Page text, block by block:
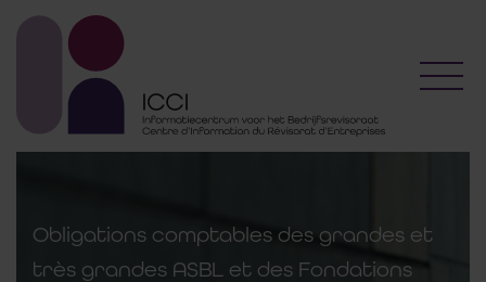
Obligations comptables des grandes et
très grandes ASBL et des Fondations